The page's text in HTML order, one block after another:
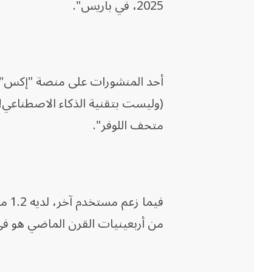
2025، في باريس".
(وليست بتقنية الذكاء
متحف اللوفر".
من أربعينيات القرن الماضي